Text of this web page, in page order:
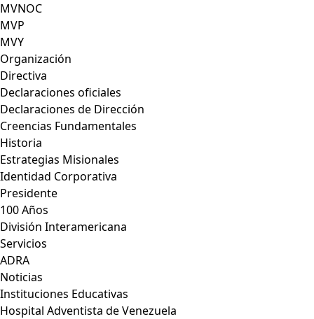
MVNOC
MVP
MVY
Organización
Directiva
Declaraciones oficiales
Declaraciones de Dirección
Creencias Fundamentales
Historia
Estrategias Misionales
Identidad Corporativa
Presidente
100 Años
División Interamericana
Servicios
ADRA
Noticias
Instituciones Educativas
Hospital Adventista de Venezuela